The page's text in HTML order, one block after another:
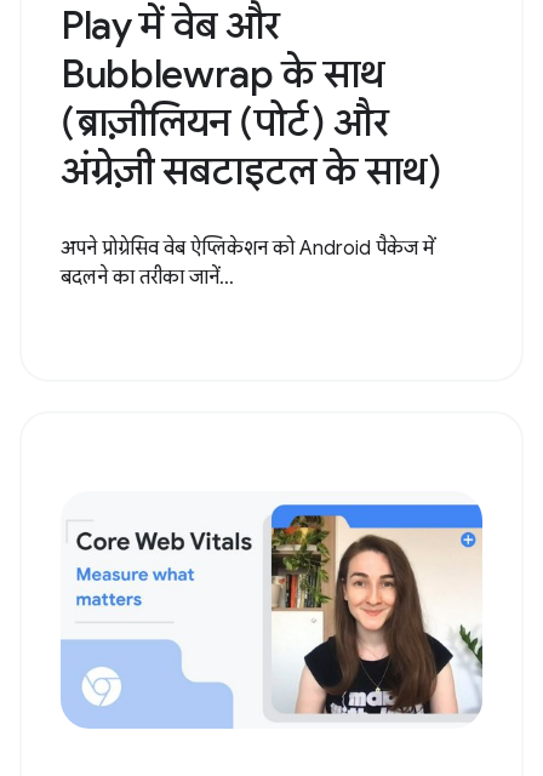
Play में वेब और
Bubblewrap के साथ
(ब्राज़ीलियन (पोर्ट) और
अंग्रेज़ी सबटाइटल के साथ)
अपने प्रोग्रेसिव वेब ऐप्लिकेशन को Android पैकेज में
बदलने का तरीका जानें...